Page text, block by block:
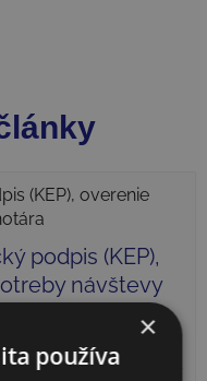
podpis (KEP),
návštevy
×
používa